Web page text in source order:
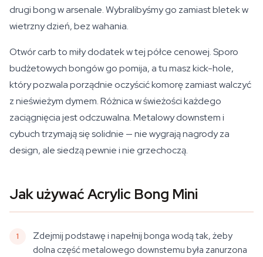
drugi bong w arsenale. Wybralibyśmy go zamiast bletek w
wietrzny dzień, bez wahania.
Otwór carb to miły dodatek w tej półce cenowej. Sporo
budżetowych bongów go pomija, a tu masz kick-hole,
który pozwala porządnie oczyścić komorę zamiast walczyć
z nieświeżym dymem. Różnica w świeżości każdego
zaciągnięcia jest odczuwalna. Metalowy downstem i
cybuch trzymają się solidnie — nie wygrają nagrody za
design, ale siedzą pewnie i nie grzechoczą.
Jak używać Acrylic Bong Mini
Zdejmij podstawę i napełnij bonga wodą tak, żeby
dolna część metalowego downstemu była zanurzona